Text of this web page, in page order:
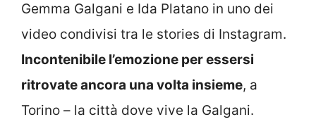
Gemma Galgani e Ida Platano in uno dei
video condivisi tra le stories di Instagram.
Incontenibile l’emozione per essersi
ritrovate ancora una volta insieme, a
Torino – la città dove vive la Galgani.